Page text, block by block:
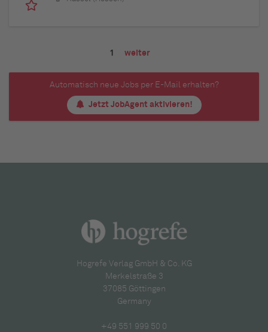
1 weiter
Automatisch neue Jobs per E-Mail erhalten?
Jetzt JobAgent aktivieren!
Hogrefe Verlag GmbH & Co. KG
Merkelstraße 3
37085 Göttingen
Germany
+49 551 999 50 0